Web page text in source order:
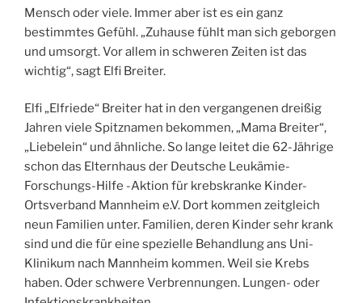
Mensch oder viele. Immer aber ist es ein ganz
bestimmtes Gefühl. „Zuhause fühlt man sich geborgen
und umsorgt. Vor allem in schweren Zeiten ist das
wichtig“, sagt Elfi Breiter.
Elfi „Elfriede“ Breiter hat in den vergangenen dreißig
Jahren viele Spitznamen bekommen, „Mama Breiter“,
„Liebelein“ und ähnliche. So lange leitet die 62-Jährige
schon das Elternhaus der Deutsche Leukämie-
Forschungs-Hilfe -Aktion für krebskranke Kinder-
Ortsverband Mannheim e.V. Dort kommen zeitgleich
neun Familien unter. Familien, deren Kinder sehr krank
sind und die für eine spezielle Behandlung ans Uni-
Klinikum nach Mannheim kommen. Weil sie Krebs
haben. Oder schwere Verbrennungen. Lungen- oder